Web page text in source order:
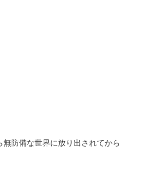
防備な世界に放り出されてから